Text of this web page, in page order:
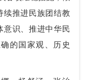
续推进民族团结教
意识、推进中华民
的国家观、历史